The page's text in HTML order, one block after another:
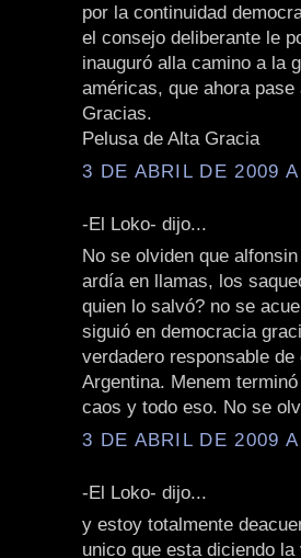
por la continuidad
el consejo deliberante le
inauguró alla camino a la
américas, que ahora
Gracias.
Pelusa de Alta Gracia
3 DE ABRIL DE 2009
-El Loko- dijo...
No se olviden que
ardía en llamas, los
quien lo salvó? no se
siguió en democracia
verdadero responsable
Argentina. Menem
caos y todo eso. No se
3 DE ABRIL DE 2009
-El Loko- dijo...
y estoy totalmente
unico que esta diciendo